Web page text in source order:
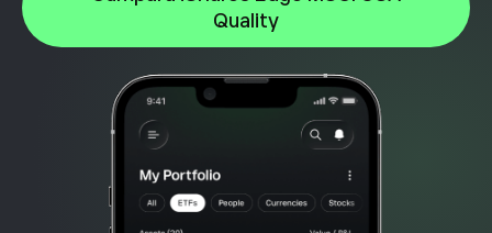
Quality